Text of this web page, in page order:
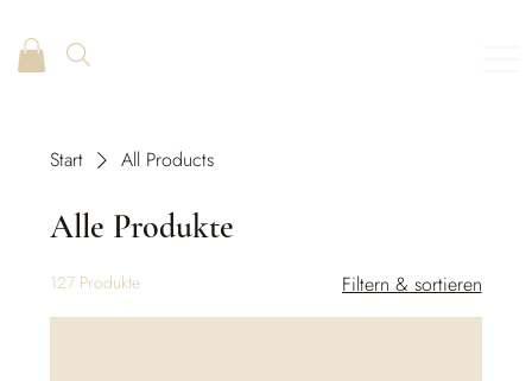
Start All Products
Alle Produkte
127 Produkte Filtern & sortieren